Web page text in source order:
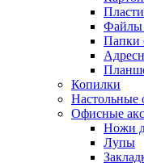
Файлы
Папки
Копилки
Настольные
Офисные
Ножи
Лупы